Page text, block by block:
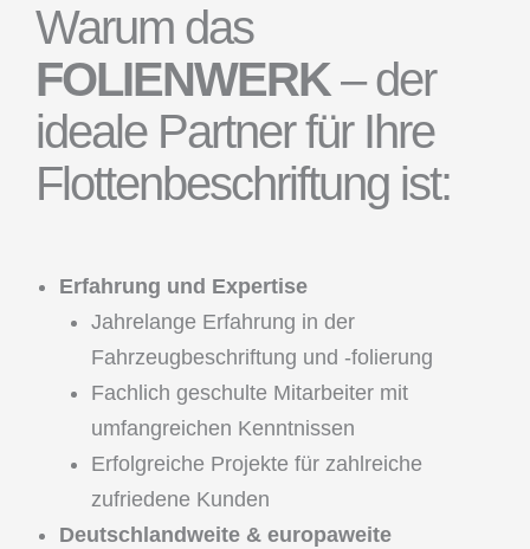
Warum das
FOLIENWERK– der
ideale Partner für Ihre
Flottenbeschriftung ist:
Erfahrung und Expertise
Jahrelange Erfahrung in der
Fahrzeugbeschriftung und -folierung
Fachlich geschulte Mitarbeiter mit
umfangreichen Kenntnissen
Erfolgreiche Projekte für zahlreiche
zufriedene Kunden
Deutschlandweite & europaweite